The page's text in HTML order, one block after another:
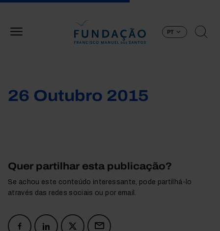
PT
26 Outubro 2015
Quer partilhar esta publicação?
Se achou este conteúdo interessante, pode partilhá-lo
através das redes sociais ou por email.